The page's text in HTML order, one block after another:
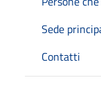
Sede
Contatti